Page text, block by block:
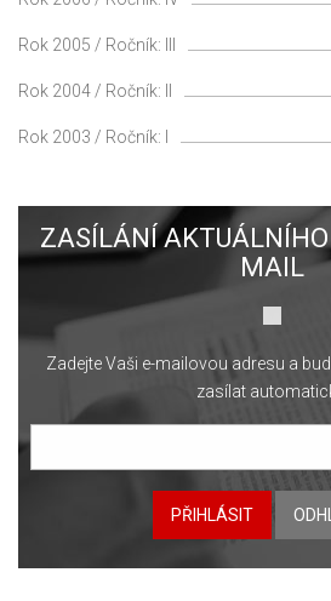
Rok 2005 / Ročník: III
Rok 2004 / Ročník: II
Rok 2003 / Ročník: I
ZASÍLÁNÍ
MAIL
Zadejte Vaši e-mailovou adresu a
zasílat
PŘIHLÁSIT